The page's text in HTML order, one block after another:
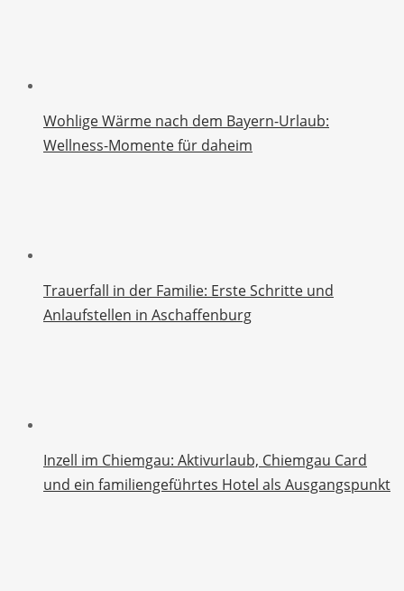
Wohlige Wärme nach dem Bayern-Urlaub:
Wellness-Momente für daheim
Trauerfall in der Familie: Erste Schritte und
Anlaufstellen in Aschaffenburg
Inzell im Chiemgau: Aktivurlaub, Chiemgau Card
und ein familiengeführtes Hotel als Ausgangspunkt